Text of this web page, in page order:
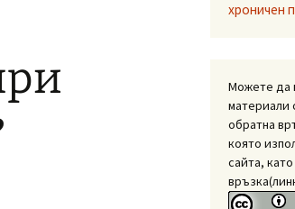
хроничен
Можете да
материали
обратна
която
сайта,